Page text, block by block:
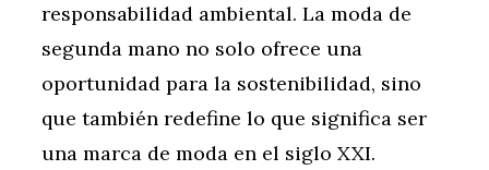
responsabilidad ambiental. La moda de
segunda mano no solo ofrece una
oportunidad para la sostenibilidad, sino
que también redefine lo que significa ser
una marca de moda en el siglo XXI.